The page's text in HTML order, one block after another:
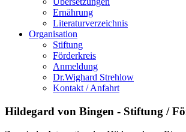
Ernährung
Literaturverzeichnis
Organisation
Stiftung
Förderkreis
Anmeldung
Dr.Wighard Strehlow
Kontakt / Anfahrt
Hildegard von Bingen - Stiftung /